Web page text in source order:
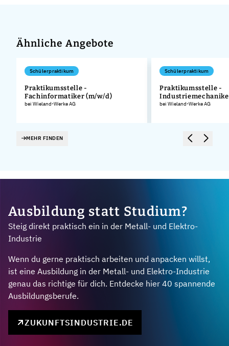
Ähnliche Angebote
Schülerpraktikum
Praktikumsstelle -
Fachinformatiker (m/w/d)
bei Wieland-Werke AG
Schülerpraktikum
Praktikumsstelle -
bei Wieland-Werke AG
MEHR FINDEN
Ausbildung statt Studium?
Steig direkt praktisch ein in der Metall- und Elektro-
Industrie
Wenn du gerne praktisch arbeiten und anpacken willst,
ist eine Ausbildung in der Metall- und Elektro-Industrie
genau das richtige für dich. Entdecke hier 40 spannende
Ausbildungsberufe.
ZUKUNFTSINDUSTRIE.DE